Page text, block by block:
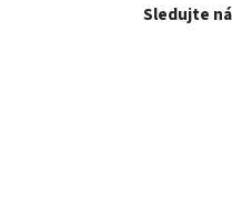
Sledujte